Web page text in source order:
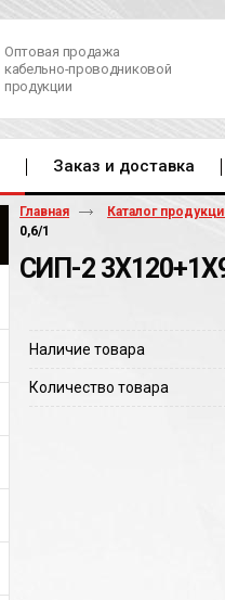
Оптовая продажа
кабельно-проводниковой
продукции
Заказ и доставка
Главная Каталог
0,6/1
СИП-2
Наличие товара
Количество товара